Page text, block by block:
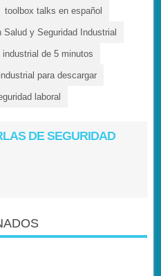
toolbox talks en español
y Seguridad Industrial
de 5 minutos
para descargar
laboral
DE SEGURIDAD